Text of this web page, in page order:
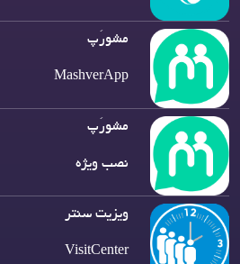
مشورَپ
MashverApp
مشورَپ
نصب ویژه
ویزیت سنتر
VisitCenter